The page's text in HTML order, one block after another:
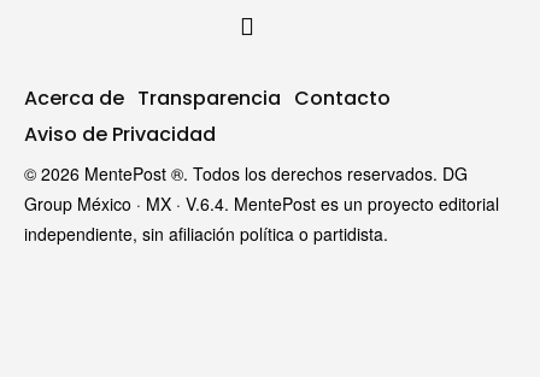
Acerca de Transparencia Contacto
Aviso de Privacidad
© 2026 MentePost ®. Todos los derechos reservados. DG
Group México · MX · V.6.4. MentePost es un proyecto editorial
independiente, sin afiliación política o partidista.